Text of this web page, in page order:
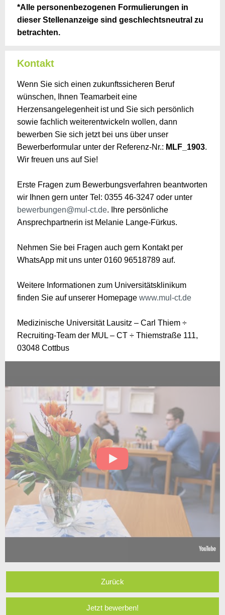
*Alle personenbezogenen Formulierungen in
dieser Stellenanzeige sind geschlechtsneutral zu
betrachten.
Kontakt
Wenn Sie sich einen zukunftssicheren Beruf
wünschen, Ihnen Teamarbeit eine
Herzensangelegenheit ist und Sie sich persönlich
sowie fachlich weiterentwickeln wollen, dann
bewerben Sie sich jetzt bei uns über unser
Bewerberformular unter der Referenz-Nr.: MLF_1903.
Wir freuen uns auf Sie!
Erste Fragen zum Bewerbungsverfahren beantworten
wir Ihnen gern unter Tel: 0355 46-3247 oder unter
bewerbungen@mul-ct.de. Ihre persönliche
Ansprechpartnerin ist Melanie Lange-Fürkus.
Nehmen Sie bei Fragen auch gern Kontakt per
WhatsApp mit uns unter 0160 96518789 auf.
Weitere Informationen zum Universitätsklinikum
finden Sie auf unserer Homepage www.mul-ct.de
Medizinische Universität Lausitz – Carl Thiem ÷
Recruiting-Team der MUL – CT ÷ Thiemstraße 111,
03048 Cottbus
Zurück
Jetzt bewerben!